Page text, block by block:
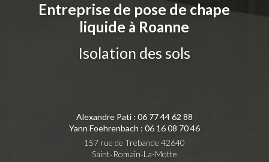
Entreprise de pose de chape
liquide à Roanne
Isolation des sols
Alexandre Pati : 06 77 44 62 88
Yann Foehrenbach : 06 16 08 70 46
157 rue de Trebande 42640
Saint‑Romain‑La-Motte